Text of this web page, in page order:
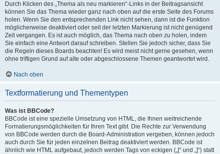
Durch Klicken des „Thema als neu markieren“-Links in der Beitragsansicht
können Sie das Thema wieder ganz nach oben auf die erste Seite des Forums
holen. Wenn Sie den entsprechenden Link nicht sehen, dann ist die Funktion
möglicherweise deaktiviert oder seit der letzten Markierung ist nicht genügend
Zeit vergangen. Es ist auch möglich, das Thema nach oben zu holen, indem
Sie einfach eine Antwort darauf schreiben. Stellen Sie jedoch sicher, dass Sie
die Regeln dieses Boards beachten! Es wird meist nicht gerne gesehen, wenn
ohne triftigen Grund auf alte oder abgeschlossene Themen geantwortet wird.
Nach oben
Textformatierung und Thementypen
Was ist BBCode?
BBCode ist eine spezielle Umsetzung von HTML, die Ihnen weitreichende
Formatierungsmöglichkeiten für Ihren Text gibt. Die Rechte zur Verwendung
von BBCode werden durch die Board-Administration vergeben, können jedoch
auch durch Sie für jeden einzelnen Beitrag deaktiviert werden. BBCode ist
ähnlich wie HTML aufgebaut, jedoch werden Tags von eckigen („[“ und „]“) statt